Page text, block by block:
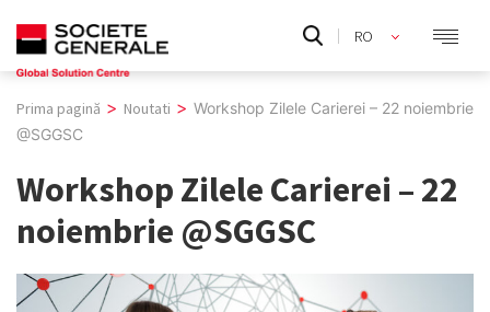
content
RO
Prima pagină > Noutati > Workshop Zilele Carierei – 22 noiembrie
@SGGSC
Workshop Zilele Carierei – 22
noiembrie @SGGSC